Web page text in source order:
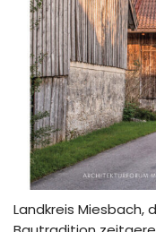
Landkreis Miesbach,